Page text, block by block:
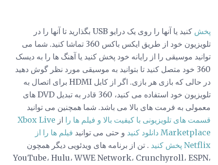
پخش
کنید یا آنها را روی یک درایو USB بگذارید تا آنها را در
تلویزیون خود از طریق ایکس باکس 360 تماشا کنید. شما می
توانید موسیقی را از رایانه خود پخش کنید یا آهنگ ها را به دیسک
360 خود متصل کنید تا بتوانید به موسیقی مورد نظر گوش دهید
در حالی که بازی هر بازی. اگر از کابل HDMI برای اتصال به
تلویزیون خود استفاده می کنید، 360 قادر به تبدیل DVD های
معمولی به فرمت های بالا می باشد. شما همچنین می توانید
قسمت های تلویزیونی با کیفیت بالا و فیلم ها را از Xbox Live
Marketplace دانلود کنید
و حتی می توانید فیلم ها را از
Netflix پخش کنید
. تن از برنامه های ویدئویی دیگر همچون
YouTube، Hulu، WWE Network، Crunchyroll، ESPN،